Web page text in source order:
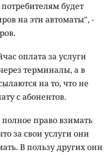
будет
на эти автоматы", -
оплата за услуги
терминалы, а в
на то, что не
с абонентов.
право взимать
за свои услуги они
В пользу других они